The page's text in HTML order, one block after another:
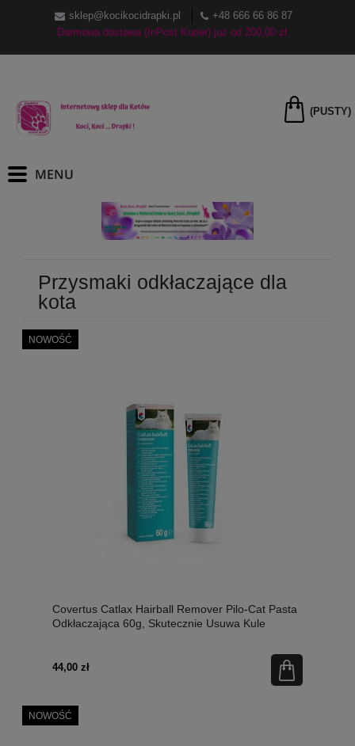
sklep@kocikocidrapki.pl
+48 666 66 86 87
Darmowa dostawa (InPost Kurier) już od 200,00 zł.
(PUSTY)
Przysmaki odkłaczające dla
kota
Covertus Catlax Hairball Remover Pilo-Cat Pasta
Odkłaczająca 60g, Skutecznie Usuwa Kule
44,00 zł
NOWOŚĆ
NOWOŚĆ